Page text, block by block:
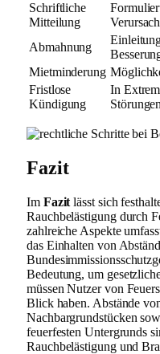
Schriftliche
Mitteilung
Abmahnung
Mietminderung
Fristlose
Kündigung
In
Störungen
Fazit
Im Fazit lässt sich
Rauchbelästigung durch
zahlreiche Aspekte
das Einhalten von
Bedeutung, um
müssen Nutzer von
Blick haben. Abstände
Nachbargrundstücken
feuerfesten Untergrunds
Rauchbelästigung und